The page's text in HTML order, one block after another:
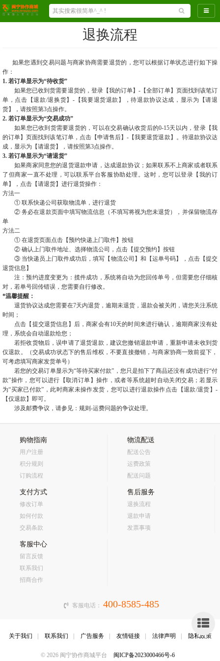
导航
退换流程
如果您遇到交易问题与商家协商需要退货的，您可以根据订单状态进行如下操
作：
1. 若订单显示为“待收货”
如果您已收到货需要退货的，登录【我的订单】-【全部订单】页面找到该笔订
单，点击【退款/退换货】-【我要退货退款】，待退款协议达成，显示为【请退
货】，请按照第3点操作。
2. 若订单显示为“交易成功”
如果您已收到货需要退货的，可以在交易确认收货后的0-15天以内，登录【我
的订单】页面找到该笔订单，点击【申请售后】-【我要退货退款】。待退款协议达
成，显示为【请退货】，请按照第3点操作。
3. 若订单显示为“请退货”
如果商家 同意您的退货退款申请，达成退款协议；如果联系不上商家或者联系
了但商家一直不处理，可以联系平台客服协助处理。这时，您可以登录【我的订
单】，点击【请退货】进行退货操作：
方法一
① 联系快递公司获取物流单，进行退货
② 务必在退款页面中填写物流信息（不填写将视为您未退货），并保留物流存
单
方法二
① 在退货页面点击【预约快递上门取件】按钮
② 确认上门取件地址、选择物流公司，点击【提交预约】按钮
③ 当快递员上门取件成功后，填写【物流公司】和【运单号码】，点击【提交
退货信息】
注：预约进度变更为：揽件成功，系统将自动为您回传单号，但需要您仔细核
对，若单号回传错误，您需要自行修改。
*温馨提醒：
退货协议达成您需要在7天内退货，逾期未退货，退款会被关闭，请您关注系统
时间；
点击【提交退货信息】后，商家会有10天的时间来进行确认，逾期商家没有处
理，系统会自动退款给您；
若拒收货物后，误申请了退货退款，建议您撤销退款申请，重新申请未收到货
仅退款。（交易成功状态下的售后维权，不要直接撤销，与商家协商一致前提下，
可考虑填写商家发货单号）
若您的交易订单显示为“等待买家付款”，您只是拍下了商品还没有成功进行“付
款”操作，您可以进行【取消订单】操作，或者等系统超时自动关闭交易；若显示
为“买家已付款”，此时商家未操作发货，您可以进行退款操作点击【退款/退货】-
【仅退款】即可。
涉及邮费争议，请参见：规则-运费问题的争议处理。
侧
购物指南
用户注册
积分规则
订购流程
物流配送
配送公告
运费政策
配送问题
支付方式
修改订单
如何付款
交易条款
售后服务
退换流程
退款申请
发票事项
客服中心
留言反馈
联系我们
招商合作
客服电话： 400-8585-485
关于我们 联系我们 广告服务 友情链接 法律声明 隐私政策
© 2026 闽宁协作商城平台 闽ICP备2023000466号-6